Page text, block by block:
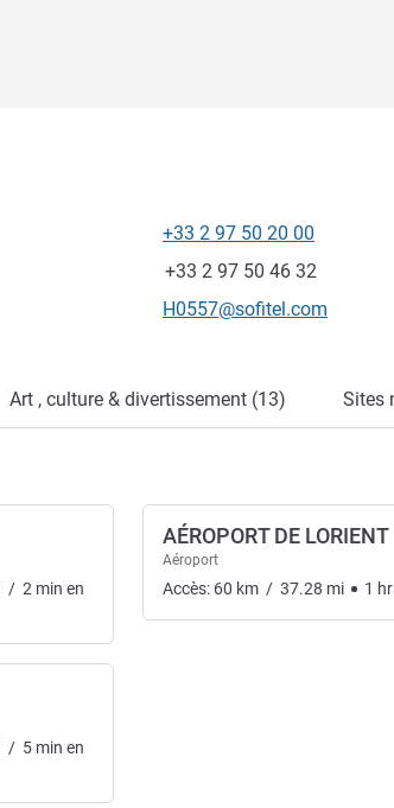
Téléphone
+33 2 97 50 20 00
Fax
+33 2 97 50 46 32
Email de contact
H0557@sofitel.com
Art , culture & divertissement (13) Sites
/ 2 min en
/ 5 min en
AÉROPORT DE LORIENT
Aéroport
Accès: 60 km / 37.28 mi 1